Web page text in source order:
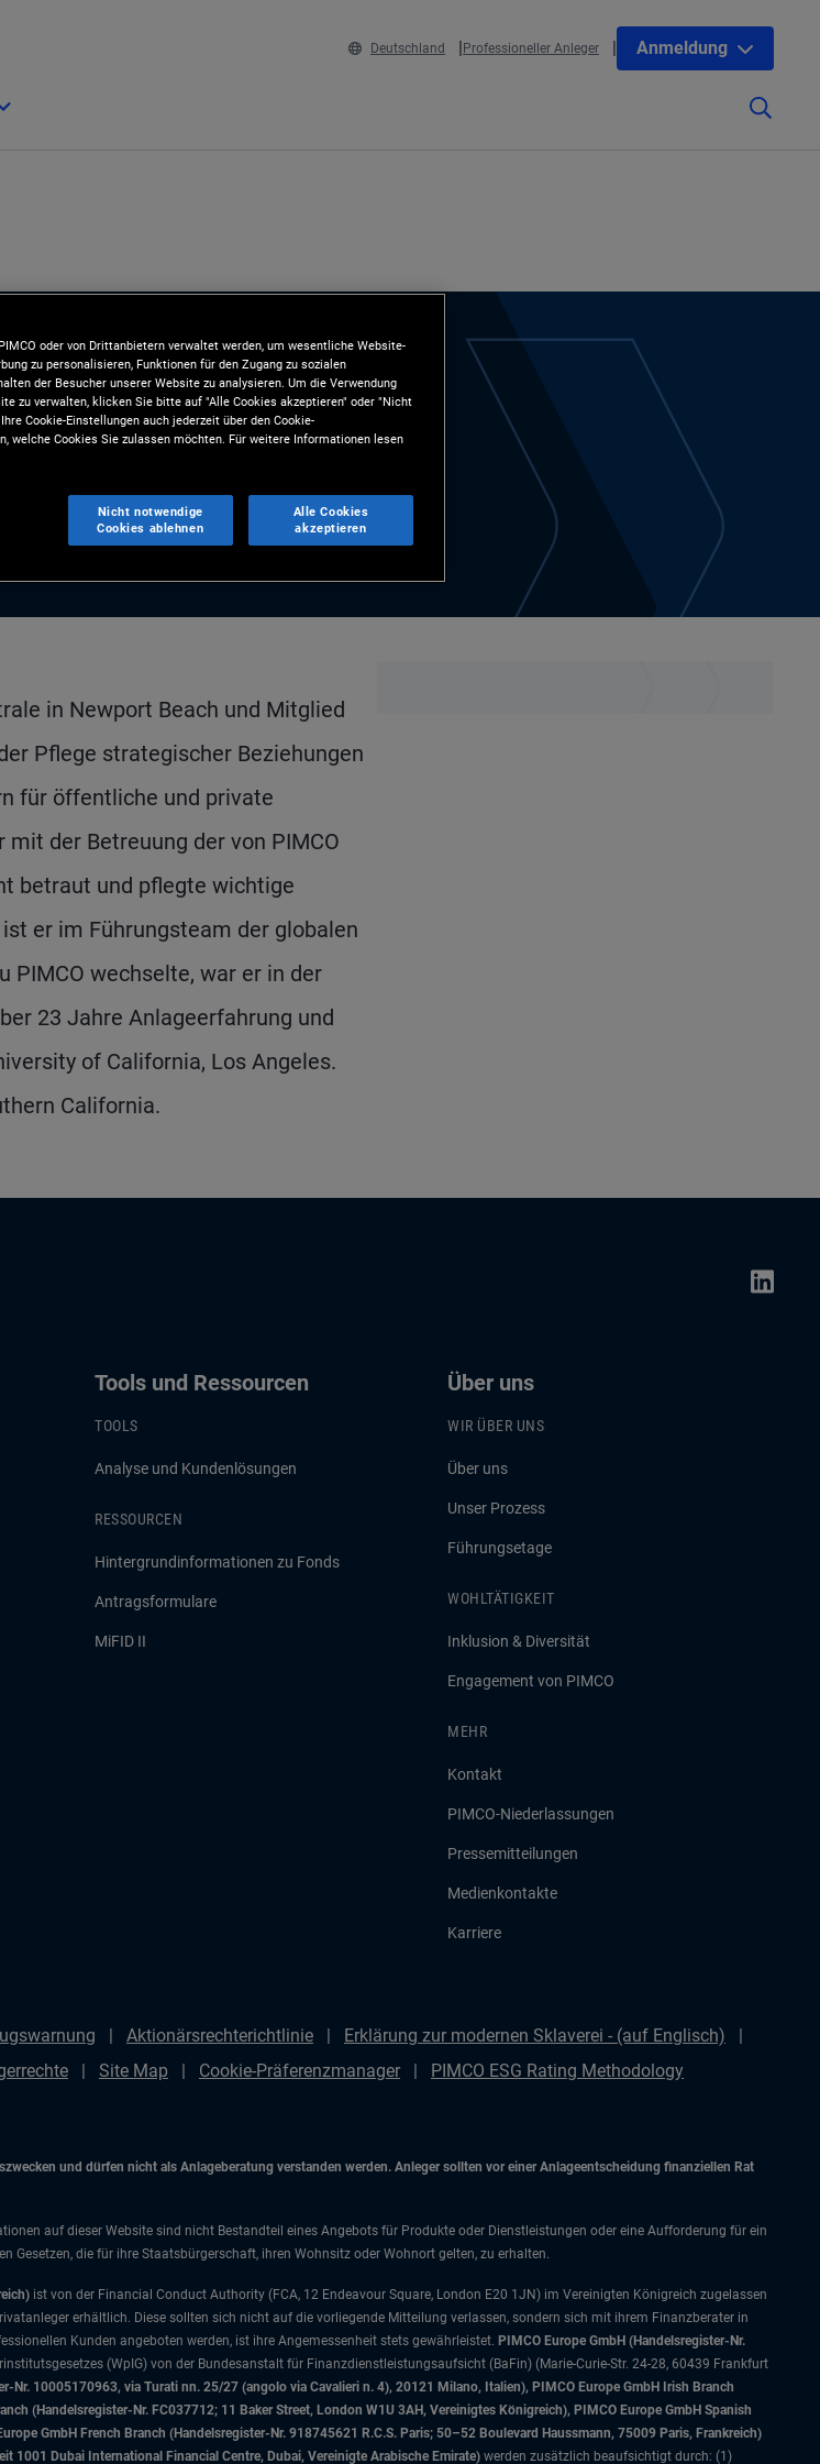
Deutschland Professioneller Anleger Anmeldung
in Newport Beach und Mitglied
Pflege strategischer Beziehungen
für öffentliche und private
der Betreuung der von PIMCO
betraut und pflegte wichtige
er im Führungsteam der globalen
PIMCO wechselte, war er in der
23 Jahre Anlageerfahrung und
of California, Los Angeles.
California.
Tools und Ressourcen
TOOLS
Analyse und Kundenlösungen
RESSOURCEN
Hintergrundinformationen zu Fonds
Antragsformulare
MiFID II
Über uns
WIR ÜBER UNS
Über uns
Unser Prozess
Führungsetage
WOHLTÄTIGKEIT
Inklusion & Diversität
Engagement von PIMCO
MEHR
Kontakt
PIMCO-Niederlassungen
Pressemitteilungen
Medienkontakte
Karriere
Aktionärsrechterichtlinie
Erklärung zur modernen Sklaverei - (auf Englisch)
Site Map Cookie-Präferenzmanager PIMCO ESG Rating Methodology
und dürfen nicht als Anlageberatung verstanden werden. Anleger sollten vor einer Anlageentscheidung finanziellen Rat
auf dieser Website sind nicht Bestandteil eines Angebots für Produkte oder Dienstleistungen oder eine Aufforderung für ein
die für ihre Staatsbürgerschaft, ihren Wohnsitz oder Wohnort gelten, zu erhalten.
ist von der Financial Conduct Authority (FCA, 12 Endeavour Square, London E20 1JN) im Vereinigten Königreich zugelassen
erhältlich. Diese sollten sich nicht auf die vorliegende Mitteilung verlassen, sondern sich mit ihrem Finanzberater in
Kunden angeboten werden, ist ihre Angemessenheit stets gewährleistet. PIMCO Europe GmbH (Handelsregister-Nr.
(WpIG) von der Bundesanstalt für Finanzdienstleistungsaufsicht (BaFin) (Marie-Curie-Str. 24-28, 60439 Frankfurt
Nr. 10005170963, via Turati nn. 25/27 (angolo via Cavalieri n. 4), 20121 Milano, Italien), PIMCO Europe GmbH Irish Branch
(Handelsregister-Nr. FC037712; 11 Baker Street, London W1U 3AH, Vereinigtes Königreich), PIMCO Europe GmbH Spanish
GmbH French Branch (Handelsregister-Nr. 918745621 R.C.S. Paris; 50–52 Boulevard Haussmann, 75009 Paris, Frankreich)
1001 Dubai International Financial Centre, Dubai, Vereinigte Arabische Emirate) werden zusätzlich beaufsichtigt durch: (1)
oder von Drittanbietern verwaltet werden, um wesentliche Website-
zu personalisieren, Funktionen für den Zugang zu sozialen
der Besucher unserer Website zu analysieren. Um die Verwendung
zu verwalten, klicken Sie bitte auf "Alle Cookies akzeptieren" oder "Nicht
Cookie-Einstellungen auch jederzeit über den Cookie-
welche Cookies Sie zulassen möchten. Für weitere Informationen lesen
Nicht notwendige
Cookies ablehnen
Alle Cookies
akzeptieren